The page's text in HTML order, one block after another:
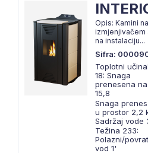
Opis: Kamini
izmjenjivačem
na instalaciju...
Sifra:
Toplotni
18: Snaga
prenesena
15,8
Snaga
u prostor 2,2
Sadržaj vode
Težina 233:
Polazni/
vod 1'